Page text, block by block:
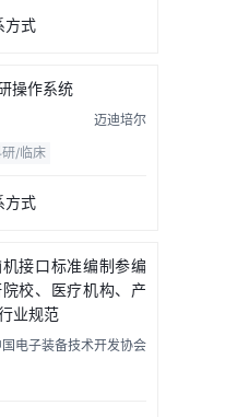
方式
操作系统
迈迪培尔
/临床
方式
机接口标准编制参编
校、医疗机构、产
业规范
国电子装备技术开发协会